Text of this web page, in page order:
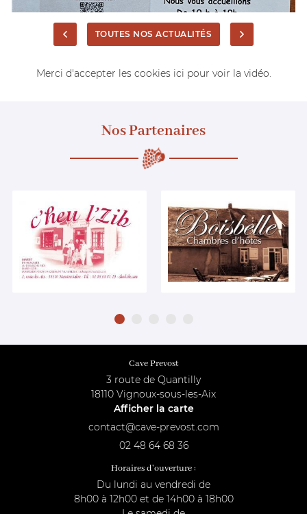
TOUTES NOS ACTUALITÉS
Merci d'accepter les cookies ici pour voir la vidéo.
Nos Partenaires
Cave Prevost
3 route de Quantilly
18110 Vignoux-sous-les-Aix
Afficher la carte
02 48 64 68 36
Horaires d'ouverture :
Du lundi au vendredi de
8h00 à 12h00 et de 14h00 à 18h00